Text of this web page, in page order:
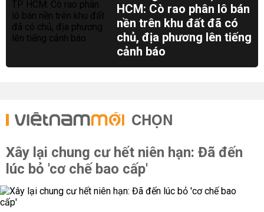
HCM: Cò rao phân lô bán
nền trên khu đất đã có
chủ, địa phương lên tiếng
cảnh báo
CHỌN
Xây lại chung cư hết niên hạn: Đã đến
lúc bỏ 'cơ chế bao cấp'